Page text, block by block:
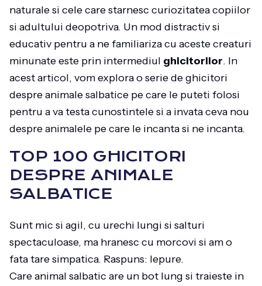
naturale si cele care starnesc curiozitatea copiilor
si adultului deopotriva. Un mod distractiv si
educativ pentru a ne familiariza cu aceste creaturi
minunate este prin intermediul ghicitorilor. In
acest articol, vom explora o serie de ghicitori
despre animale salbatice pe care le puteti folosi
pentru a va testa cunostintele si a invata ceva nou
despre animalele pe care le incanta si ne incanta.
TOP 100 GHICITORI
DESPRE ANIMALE
SALBATICE
Sunt mic si agil, cu urechi lungi si salturi
spectaculoase, ma hranesc cu morcovi si am o
fata tare simpatica. Raspuns: Iepure.
Care animal salbatic are un bot lung si traieste in